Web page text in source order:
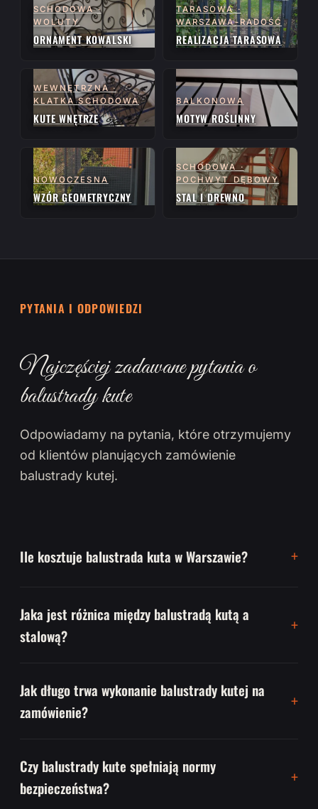
SCHODOWA ·
WOLUTY
ORNAMENT KOWALSKI
TARASOWA ·
WARSZAWA-RADOŚĆ
REALIZACJA TARASOWA
WEWNĘTRZNA ·
KLATKA SCHODOWA
KUTE WNĘTRZE
BALKONOWA
MOTYW ROŚLINNY
NOWOCZESNA
WZÓR GEOMETRYCZNY
SCHODOWA ·
POCHWYT DĘBOWY
STAL I DREWNO
PYTANIA I ODPOWIEDZI
Najczęściej zadawane pytania o
balustrady kute
Odpowiadamy na pytania, które otrzymujemy
od klientów planujących zamówienie
balustrady kutej.
Ile kosztuje balustrada kuta w Warszawie?
Jaka jest różnica między balustradą kutą a
stalową?
Jak długo trwa wykonanie balustrady kutej na
zamówienie?
Czy balustrady kute spełniają normy
bezpieczeństwa?